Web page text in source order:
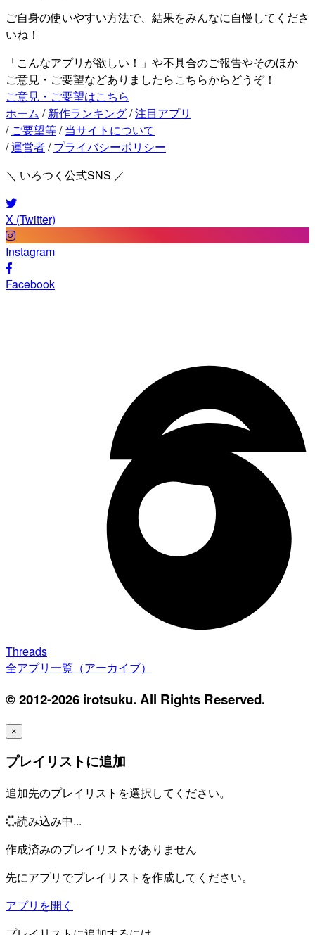
ご自身の使いやすい方法で、結果をみんなに自慢してくださ
いね！
「こんなアプリが欲しい！」や不具合のご報告やそのほか
ご意見・ご要望などありましたらこちらからどうぞ！
ご意見・ご要望はこちら
ホーム / 新作ランキング/注目アプリ
/ ご要望等/ 当サイトについて
/運営者/ プライバシーポリシー
＼ いろつく公式SNS ／
X (Twitter)
Instagram
Facebook
Threads
全アプリ一覧（アーカイブ）
© 2012-2026 irotsuku. All Rights Reserved.
×
プレイリストに追加
追加先のプレイリストを選択してください。
読み込み中...
作成済みのプレイリストがありません
先にアプリでプレイリストを作成してください。
アプリを開く